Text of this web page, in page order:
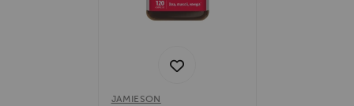
JAMIESON